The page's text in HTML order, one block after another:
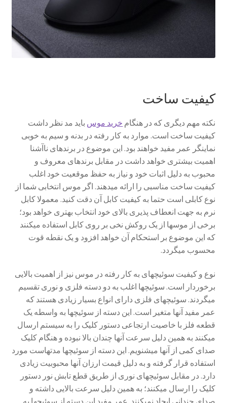
کیفیت ساخت
نکته مهم­ دیگری که در هنگام خرید موس باید مد نظر داشت
کیفیت ساخت است. موارد به کار رفته در بدنه و سیم به خوبی
نماینگر عمر مفید خواهند بود. این موضوع در برندهای ناآشنا
اهمیت بیشتری خواهد داشت در مقابل برندهای معروف و
محبوب به دلیل اثبات خود و نیاز به حفظ موقعیت خود اغلب
کیفیت ساخت مناسبی را ارائه می­دهند. اگر موس انتخابی شما از
نوع کابلی است حتما به کیفیت کابل آن دقت کنید. معمولا کابل
نرم به جهت انعطاف پذیری بالای خود انتخاب بهتری خواهد بود؛
برخی از موس­ها از یک روکش نخی بر روی کابل استفاده می­کنند
که این موضوع بر استحکام آن خواهد افزود و یک نقطه قوت
محسوب میگردد.
نوع و کیفیت سوئیچ­های به کار رفته در موس نیز از اهمیت بالایی
برخوردار است. سوئیچ­ها اغلب به دو دسته فلزی و نوری تقسیم
می­گردند. سوئیچ­های فلزی دارای انواع بسیار زیادی هستند که
عمر مفید آن­ها متغیر است. این دسته از سوئیچ­ها به واسطه یک
قطعه فلز با خاصیت ارتجاعی دستور کلیک را به سیستم ارسال
می­کنند به همین دلیل سرعت آن­ها چندان بالا نبوده و هنگام کلیک
صدای کمی از آن­ها می­شنویم. این دسته از سوئیچ­ها مدت­هاست مورد
استفاده قرار گرفته و به دلیل قیمت ارزان آن­ها محبوبیت زیادی
دارد. در مقابل سوئیچ­های نوری از طریق قطع تابش نور دستور
کلیک را ارسال می­کنند؛ به همین دلیل سرعت بالایی داشته و